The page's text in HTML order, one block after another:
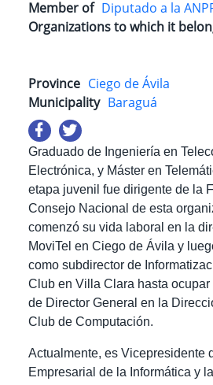
Member of Diputado a la
Organizations to which it
Province Ciego de Ávila
Municipality Baraguá
Graduado de Ingeniería en
Electrónica, y Máster en
etapa juvenil fue dirigente de la
Consejo Nacional de esta
comenzó su vida laboral en la
MoviTel en Ciego de Ávila y
como subdirector de
Club en Villa Clara hasta
de Director General en la
Club de Computación.
Actualmente, es Vicepresidente
Empresarial de la Informática y